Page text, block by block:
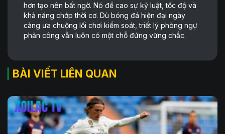
hơn tạo nên bất ngờ. Nó đề cao sự kỷ luật, tốc độ và
khả năng chớp thời cơ. Dù bóng đá hiện đại ngày
càng ưa chuộng lối chơi kiểm soát, triết lý phòng ngự
phản công vẫn luôn có một chỗ đứng vững chắc.
BÀI VIẾT LIÊN QUAN